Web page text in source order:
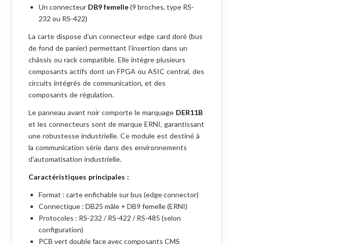
Un connecteur DB9 femelle(9 broches, type RS-
232 ou RS-422)
La carte dispose d’un connecteur edge card doré (bus
de fond de panier) permettant l’insertion dans un
châssis ou rack compatible. Elle intègre plusieurs
composants actifs dont un FPGA ou ASIC central, des
circuits intégrés de communication, et des
composants de régulation.
Le panneau avant noir comporte le marquage DER11B
et les connecteurs sont de marque ERNI, garantissant
une robustesse industrielle. Ce module est destiné à
la communication série dans des environnements
d’automatisation industrielle.
Caractéristiques principales :
Format : carte enfichable sur bus (edge connector)
Connectique : DB25 mâle + DB9 femelle (ERNI)
Protocoles : RS-232 / RS-422 / RS-485 (selon
configuration)
PCB vert double face avec composants CMS